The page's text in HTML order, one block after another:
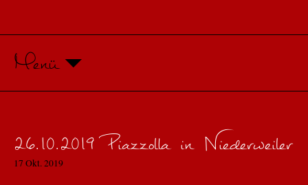
Menü
26.10.2019 Piazzolla in Niederweiler
17 Okt. 2019